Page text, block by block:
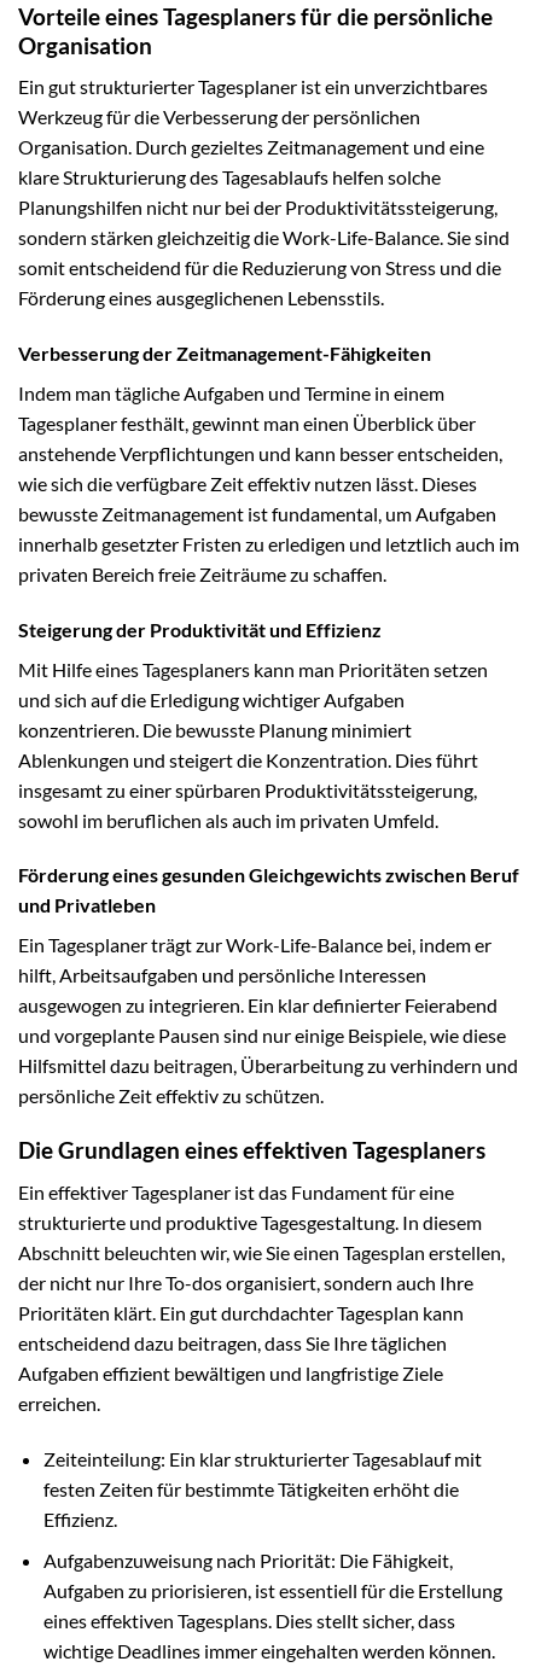
Vorteile eines Tagesplaners für die persönliche
Organisation
Ein gut strukturierter Tagesplaner ist ein unverzichtbares
Werkzeug für die Verbesserung der persönlichen
Organisation. Durch gezieltes Zeitmanagement und eine
klare Strukturierung des Tagesablaufs helfen solche
Planungshilfen nicht nur bei der Produktivitätssteigerung,
sondern stärken gleichzeitig die Work-Life-Balance. Sie sind
somit entscheidend für die Reduzierung von Stress und die
Förderung eines ausgeglichenen Lebensstils.
Verbesserung der Zeitmanagement-Fähigkeiten
Indem man tägliche Aufgaben und Termine in einem
Tagesplaner festhält, gewinnt man einen Überblick über
anstehende Verpflichtungen und kann besser entscheiden,
wie sich die verfügbare Zeit effektiv nutzen lässt. Dieses
bewusste Zeitmanagement ist fundamental, um Aufgaben
innerhalb gesetzter Fristen zu erledigen und letztlich auch im
privaten Bereich freie Zeiträume zu schaffen.
Steigerung der Produktivität und Effizienz
Mit Hilfe eines Tagesplaners kann man Prioritäten setzen
und sich auf die Erledigung wichtiger Aufgaben
konzentrieren. Die bewusste Planung minimiert
Ablenkungen und steigert die Konzentration. Dies führt
insgesamt zu einer spürbaren Produktivitätssteigerung,
sowohl im beruflichen als auch im privaten Umfeld.
Förderung eines gesunden Gleichgewichts zwischen Beruf
und Privatleben
Ein Tagesplaner trägt zur Work-Life-Balance bei, indem er
hilft, Arbeitsaufgaben und persönliche Interessen
ausgewogen zu integrieren. Ein klar definierter Feierabend
und vorgeplante Pausen sind nur einige Beispiele, wie diese
Hilfsmittel dazu beitragen, Überarbeitung zu verhindern und
persönliche Zeit effektiv zu schützen.
Die Grundlagen eines effektiven Tagesplaners
Ein effektiver Tagesplaner ist das Fundament für eine
strukturierte und produktive Tagesgestaltung. In diesem
Abschnitt beleuchten wir, wie Sie einen Tagesplan erstellen,
der nicht nur Ihre To-dos organisiert, sondern auch Ihre
Prioritäten klärt. Ein gut durchdachter Tagesplan kann
entscheidend dazu beitragen, dass Sie Ihre täglichen
Aufgaben effizient bewältigen und langfristige Ziele
erreichen.
Zeiteinteilung: Ein klar strukturierter Tagesablauf mit
festen Zeiten für bestimmte Tätigkeiten erhöht die
Effizienz.
Aufgabenzuweisung nach Priorität: Die Fähigkeit,
Aufgaben zu priorisieren, ist essentiell für die Erstellung
eines effektiven Tagesplans. Dies stellt sicher, dass
wichtige Deadlines immer eingehalten werden können.